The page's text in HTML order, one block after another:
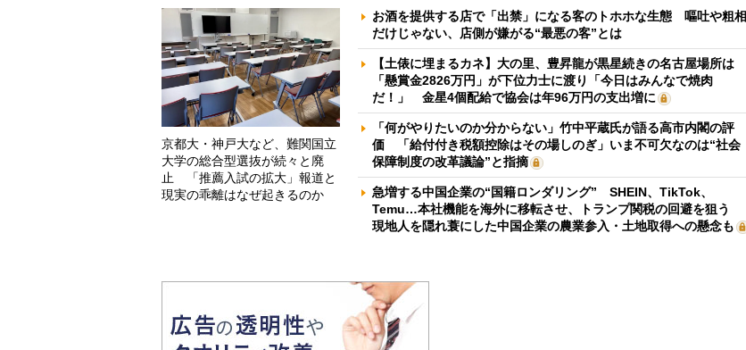
京都大・神戸大など、難関国立
大学の総合型選抜が続々と廃
止 「推薦入試の拡大」報道と
現実の乖離はなぜ起きるのか
お酒を提供する店で「出禁」になる客のトホホな生態 嘔吐や粗相
だけじゃない、店側が嫌がる“最悪の客”とは
【土俵に埋まるカネ】大の里、豊昇龍が黒星続きの名古屋場所は
「懸賞金2826万円」が下位力士に渡り「今日はみんなで焼肉
だ！」 金星4個配給で協会は年96万円の支出増に
「何がやりたいのか分からない」竹中平蔵氏が語る高市内閣の評
価 「給付付き税額控除はその場しのぎ」いま不可欠なのは“社会
保障制度の改革議論”と指摘
急増する中国企業の“国籍ロンダリング” SHEIN、TikTok、
Temu…本社機能を海外に移転させ、トランプ関税の回避を狙う
現地人を隠れ蓑にした中国企業の農業参入・土地取得への懸念も